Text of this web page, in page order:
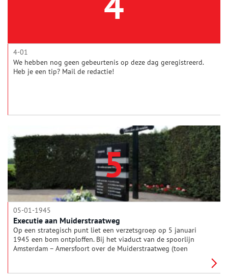
4-01
We hebben nog geen gebeurtenis op deze dag geregistreerd.
Heb je een tip? Mail de redactie!
5
05-01-1945
Executie aan Muiderstraatweg
Op een strategisch punt liet een verzetsgroep op 5 januari
1945 een bom ontploffen. Bij het viaduct van de spoorlijn
Amsterdam – Amersfoort over de Muiderstraatweg (toen